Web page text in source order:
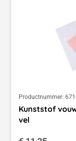
Productnummer:
Kunststof
vel